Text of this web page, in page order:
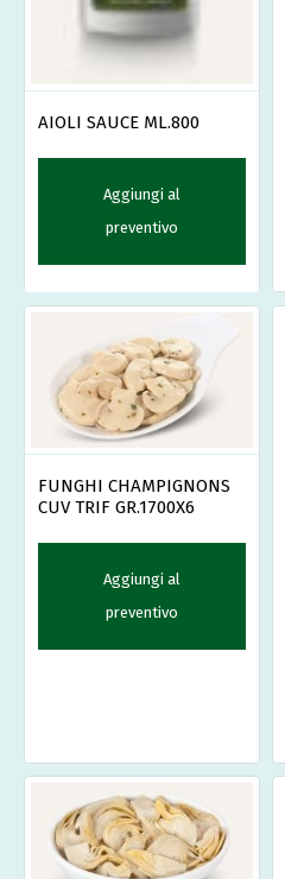
AIOLI SAUCE ML.800
Aggiungi al
preventivo
FUNGHI CHAMPIGNONS
CUV TRIF GR.1700X6
Aggiungi al
preventivo